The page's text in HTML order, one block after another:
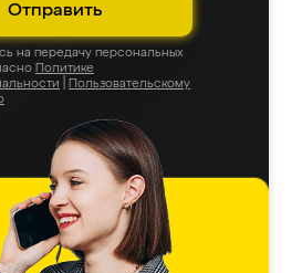
Отправить
на передачу персональных
Политике
Пользовательскому